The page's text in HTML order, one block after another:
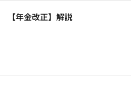
【年金改正】解説